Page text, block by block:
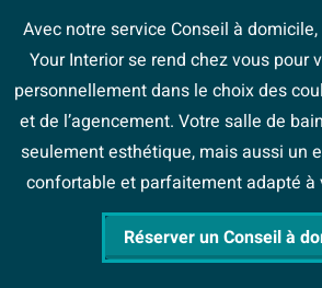
Avec notre service Conseil à
Your Interior se rend chez vous pour
personnellement dans le choix des
et de l’agencement. Votre salle de
seulement esthétique, mais aussi un
confortable et parfaitement adapté à
Réserver un Conseil à